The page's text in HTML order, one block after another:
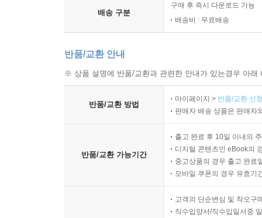
배송 구분
구매 후 즉시 다운로드 가능
배송비 : 무료배송
반품/교환 안내
※ 상품 설명에 반품/교환과 관련한 안내가 있는경우 아
반품/교환 방법
마이페이지 > 반품/교환 신
판매자 배송 상품은 판매자
반품/교환 가능기간
출고 완료 후 10일 이내의
디지털 콘텐츠인 eBook의
중고상품의 경우 출고 완료
모바일 쿠폰의 경우 유효기
고객의 단순변심 및 착오구
직수입양서/직수입일서중